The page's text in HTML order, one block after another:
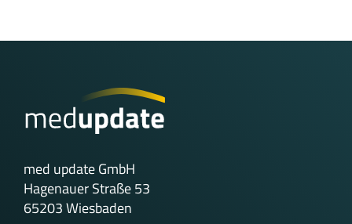
med update GmbH
Hagenauer Straße 53
65203 Wiesbaden